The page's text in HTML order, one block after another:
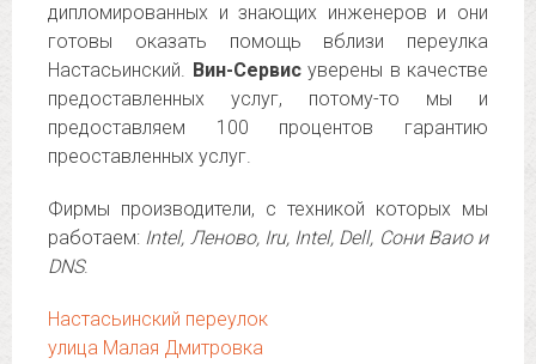
дипломированных и знающих инженеров и они
готовы оказать помощь вблизи переулка
Настасьинский. Вин-Сервисуверены в качестве
предоставленных услуг, потому-то мы и
предоставляем 100 процентов гарантию
преоставленных услуг.
Фирмы производители, с техникой которых мы
работаем: Intel, Леново, Iru, Intel, Dell, Сони Ваио и
DNS.
Настасьинский переулок
улица Малая Дмитровка